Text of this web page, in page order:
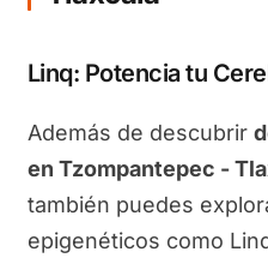
Linq: Potencia tu
Además de descubrir
en Tzompantepec -
también puedes
epigenéticos como